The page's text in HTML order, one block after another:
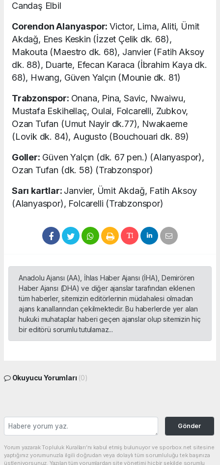
Candaş Elbil
Corendon Alanyaspor: Victor, Lima, Aliti, Ümit
Akdağ, Enes Keskin (İzzet Çelik dk. 68),
Makouta (Maestro dk. 68), Janvier (Fatih Aksoy
dk. 88), Duarte, Efecan Karaca (İbrahim Kaya dk.
68), Hwang, Güven Yalçın (Mounie dk. 81)
Trabzonspor: Onana, Pina, Savic, Nwaiwu,
Mustafa Eskihellaç, Oulai, Folcarelli, Zubkov,
Ozan Tufan (Umut Nayir dk.77), Nwakaeme
(Lovik dk. 84), Augusto (Bouchouari dk. 89)
Goller: Güven Yalçın (dk. 67 pen.) (Alanyaspor),
Ozan Tufan (dk. 58) (Trabzonspor)
Sarı kartlar: Janvier, Ümit Akdağ, Fatih Aksoy
(Alanyaspor), Folcarelli (Trabzonspor)
Anadolu Ajansı (AA), İhlas Haber Ajansı (İHA), Demirören
Haber Ajansı (DHA) ve diğer ajanslar tarafından eklenen
tüm haberler, sitemizin editörlerinin müdahalesi olmadan
ajans kanallarından çekilmektedir. Bu haberlerde yer alan
hukuki muhataplar haberi geçen ajanslar olup sitemizin hiç
bir editörü sorumlu tutulamaz...
Okuyucu Yorumları (0)
Gönder
Yorum yazarak Topluluk Kuralları’nı kabul etmiş bulunuyor ve sporbox.net sitesine
yaptığınız yorumunuzla ilgili doğrudan veya dolaylı tüm sorumluluğu tek başınıza
üstleniyorsunuz. Yazılan tüm yorumlardan site yönetimi hiçbir şekilde sorumlu